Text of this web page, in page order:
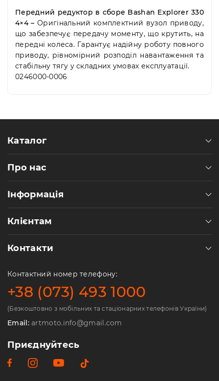
-
19:00
Нд
-
вихідний
Передний редуктор в сборе Bashan Explorer 330
4×4 – Оригінальний комплектний вузол приводу,
що забезпечує передачу моменту, що крутить, на
передні колеса. Гарантує надійну роботу повного
приводу, рівномірний розподіл навантаження та
стабільну тягу у складних умовах експлуатації.
0246000-0006
Каталог
Про нас
Інформація
Клієнтам
Контакти
Контактний номер телефону:
+38 (073) 493 1000
(Безкоштовно з мобільних та стаціонарних телефонів України)
Email:artmoto.info@gmail.com
Приєднуйтесь